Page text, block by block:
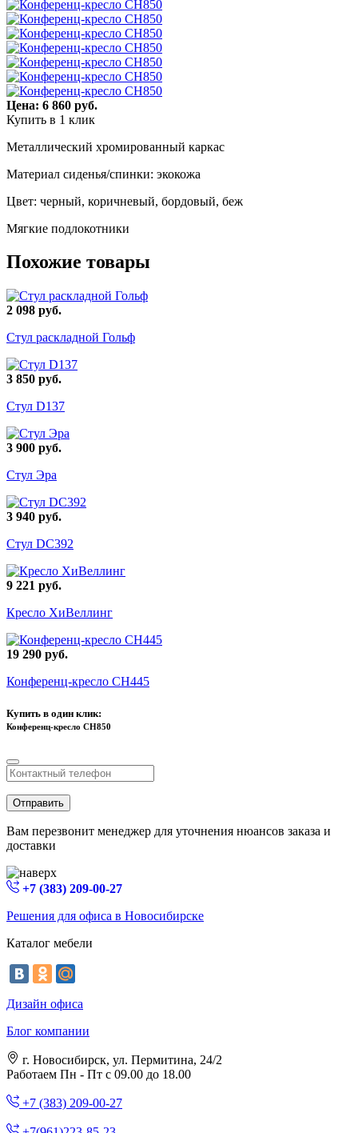
Цена: 6 860 руб.
Купить в 1 клик
Металлический хромированный каркас
Материал сиденья/спинки: экокожа
Цвет: черный, коричневый, бордовый, беж
Мягкие подлокотники
Похожие товары
2 098 руб.
Стул раскладной Гольф
3 850 руб.
Стул D137
3 900 руб.
Стул Эра
3 940 руб.
Стул DC392
9 221 руб.
Кресло ХиВеллинг
19 290 руб.
Конференц-кресло СН445
Купить в один клик:
Конференц-кресло СН850
Отправить
Вам перезвонит менеджер для уточнения нюансов заказа и
доставки
+7 (383) 209-00-27
Решения для офиса в Новосибирске
Каталог мебели
Дизайн офиса
Блог компании
г. Новосибирск, ул. Пермитина, 24/2
Работаем Пн - Пт с 09.00 до 18.00
+7 (383) 209-00-27